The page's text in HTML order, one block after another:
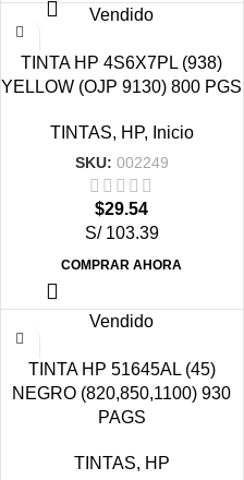
Vendido
TINTA HP 4S6X7PL (938)
YELLOW (OJP 9130) 800 PGS
TINTAS, HP, Inicio
SKU: 002249
$29.54
S/ 103.39
COMPRAR AHORA
Vendido
TINTA HP 51645AL (45)
NEGRO (820,850,1100) 930
PAGS
TINTAS, HP